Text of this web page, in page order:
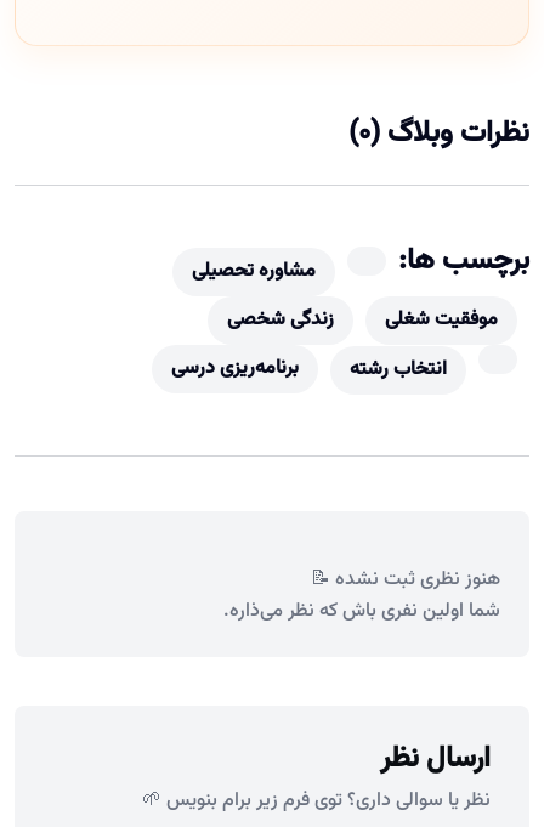
نظرات وبلاگ (0)
برچسب ها:
مشاوره تحصیلی
موفقیت شغلی
زندگی شخصی
انتخاب رشته
برنامه‌ریزی درسی
هنوز نظری ثبت نشده 📝
شما اولین نفری باش که نظر می‌ذاره.
ارسال نظر
نظر یا سوالی داری؟ توی فرم زیر برام بنویس 🌱